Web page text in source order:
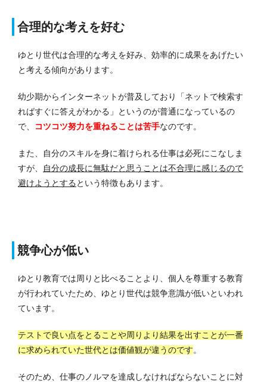
合理的な考えを好む
ゆとり世代は合理的な考えを好み、効率的に成果をあげたい
と考える傾向があります。
幼少期からインターネットが普及しており「ネットで検索す
ればすぐに答えがわかる」というのが普通になっているの
で、
コツコツ努力を重ねることは苦手なのです。
また、自分のスキルを身に着けられる仕事は必死にこなしま
すが、
自分の成長に無駄だと思うことは不合理に感じるので
避けようとする という特徴もあります。
競争心が低い
ゆとり教育では周りと比べることより、個人を尊重する教育
が行われていたため、ゆとり世代は競争意識が低いといわれ
ています。
テストで良い点をとることや周りより結果を出すことが一番
に求められていた世代とは価値観が違うのです。
そのため、仕事のノルマを達成しなければならないことに対